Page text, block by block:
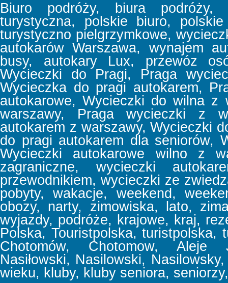
Biuro podróży, biura podróży,
turystyczna, polskie biuro,
turystyczno pielgrzymkowe,
autokarów Warszawa, wynajem
busy, autokary Lux, przewóz
Wycieczki do Pragi, Praga
Wycieczka do pragi autokarem,
autokarowe, Wycieczki do wilna z
warszawy, Praga wycieczki z
autokarem z warszawy, Wycieczki
do pragi autokarem dla seniorów,
Wycieczki autokarowe wilno z
zagraniczne, wycieczki
przewodnikiem, wycieczki ze
pobyty, wakacje, weekend,
obozy, narty, zimowiska, lato,
wyjazdy, podróże, krajowe, kraj,
Polska, Touristpolska,
Chotomów, Chotomow, Aleje
Nasiłowski, Nasilowski,
wieku, kluby, kluby seniora,